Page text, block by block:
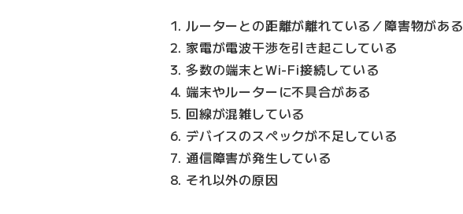
ルーターとの距離が離れている／障害物がある
家電が電波干渉を引き起こしている
多数の端末とWi-Fi接続している
端末やルーターに不具合がある
回線が混雑している
デバイスのスペックが不足している
通信障害が発生している
それ以外の原因